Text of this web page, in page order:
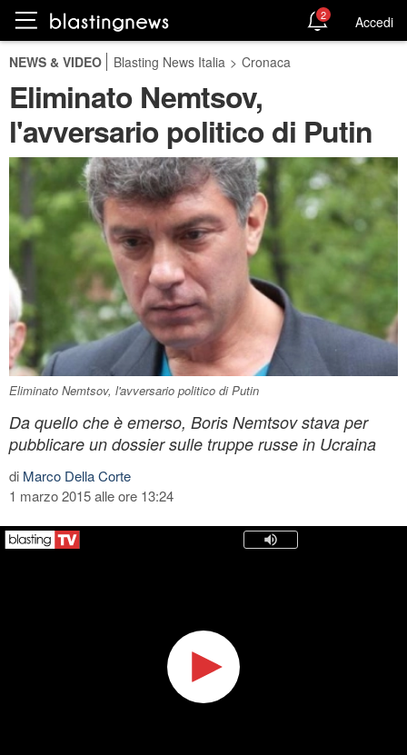
2 Accedi
NEWS & VIDEO Blasting News Italia > Cronaca
Eliminato Nemtsov,
l'avversario politico di Putin
Eliminato Nemtsov, l'avversario politico di Putin
Da quello che è emerso, Boris Nemtsov stava per
pubblicare un dossier sulle truppe russe in Ucraina
di Marco Della Corte
1 marzo 2015 alle ore 13:24